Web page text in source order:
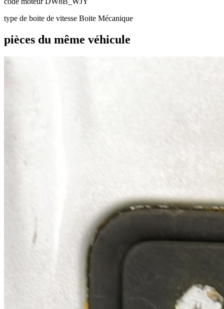
type de boite de vitesse Boite Mécanique
pièces du même véhicule